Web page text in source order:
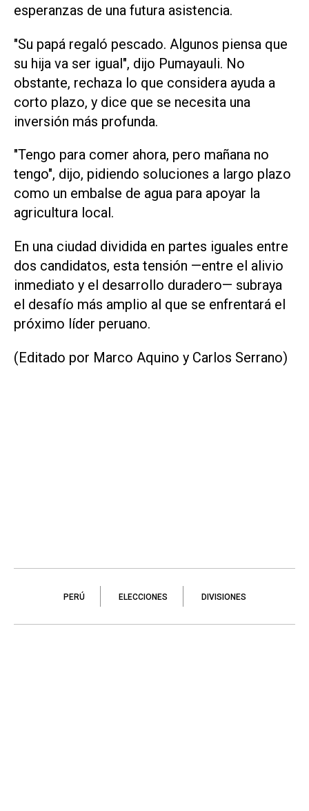
esperanzas de una futura asistencia.
"Su papá regaló pescado. Algunos piensa que
su hija va ser igual", dijo Pumayauli. No
obstante, rechaza lo ​que considera ayuda a
corto plazo, y dice que se necesita una
inversión más profunda.
"Tengo para comer ahora, pero mañana no
tengo", dijo, pidiendo soluciones a largo plazo
como un embalse de agua para apoyar la
agricultura local.
En una ciudad dividida en partes iguales entre
dos candidatos, esta tensión —entre el alivio
inmediato y el desarrollo duradero— subraya
el desafío más amplio al que se enfrentará el
próximo líder peruano.
(Editado por Marco Aquino y Carlos Serrano)
PERÚ ELECCIONES DIVISIONES